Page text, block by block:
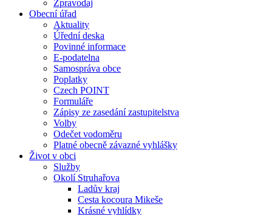
Zpravodaj
Obecní úřad
Aktuality
Úřední deska
Povinné informace
E-podatelna
Samospráva obce
Poplatky
Czech POINT
Formuláře
Zápisy ze zasedání zastupitelstva
Volby
Odečet vodoměru
Platné obecně závazné vyhlášky
Život v obci
Služby
Okolí Struhařova
Ladův kraj
Cesta kocoura Mikeše
Krásné vyhlídky